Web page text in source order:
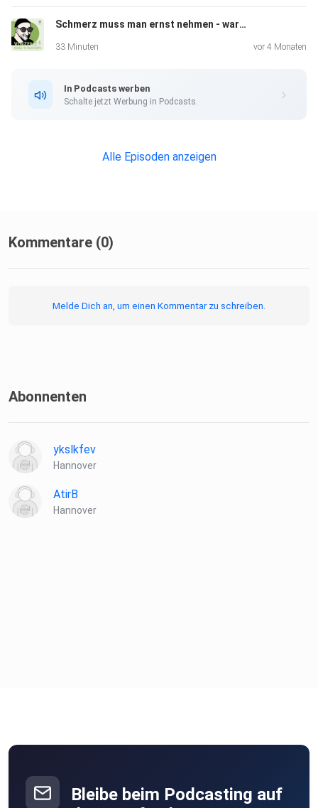
Schmerz muss man ernst nehmen - warum, erklärt der Akutschmerzdienst
33 Minuten vor 4 Monaten
In Podcasts werben
Schalte jetzt Werbung in Podcasts.
Alle Episoden anzeigen
Kommentare (0)
Melde Dich an, um einen Kommentar zu schreiben.
Abonnenten
ykslkfev
Hannover
AtirB
Hannover
Bleibe beim Podcasting auf